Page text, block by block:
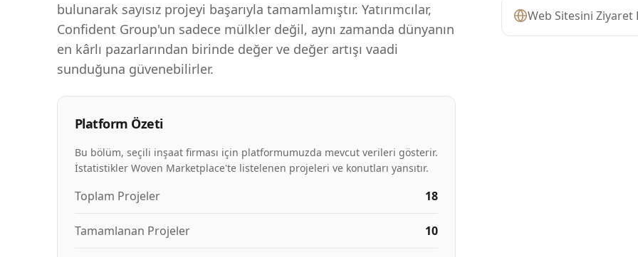
bulunarak sayısız projeyi başarıyla tamamlamıştır. Yatırımcılar,
Confident Group'un sadece mülkler değil, aynı zamanda dünyanın
en kârlı pazarlarından birinde değer ve değer artışı vaadi
sunduğuna güvenebilirler.
Platform Özeti
Bu bölüm, seçili inşaat firması için platformumuzda mevcut verileri gösterir.
İstatistikler Woven Marketplace'te listelenen projeleri ve konutları yansıtır.
Toplam Projeler 18
Tamamlanan Projeler 10
Web Sitesini Ziyaret